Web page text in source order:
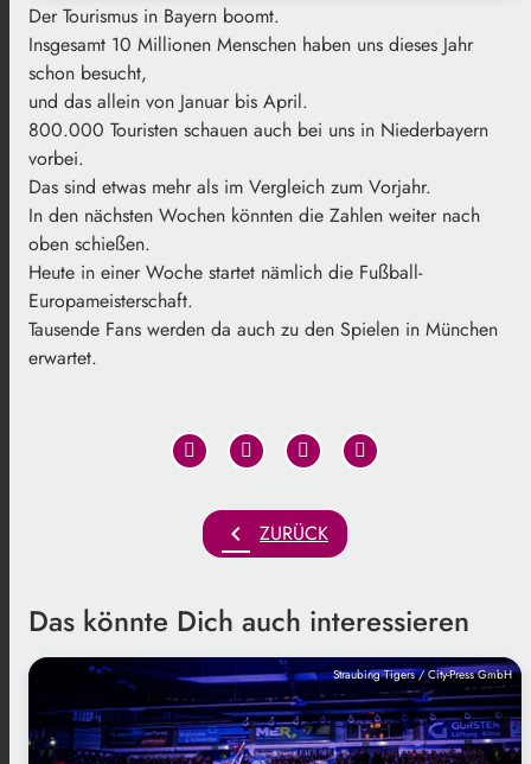
Der Tourismus in Bayern boomt.
Insgesamt 10 Millionen Menschen haben uns dieses Jahr
schon besucht,
und das allein von Januar bis April.
800.000 Touristen schauen auch bei uns in Niederbayern
vorbei.
Das sind etwas mehr als im Vergleich zum Vorjahr.
In den nächsten Wochen könnten die Zahlen weiter nach
oben schießen.
Heute in einer Woche startet nämlich die Fußball-
Europameisterschaft.
Tausende Fans werden da auch zu den Spielen in München
erwartet.
chevron_left ZURÜCK
Das könnte Dich auch interessieren
Straubing Tigers / City-Press GmbH